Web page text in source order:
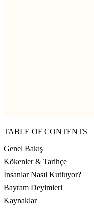
TABLE OF CONTENTS
Genel Bakış
Kökenler & Tarihçe
İnsanlar Nasıl Kutluyor?
Bayram Deyimleri
Kaynaklar